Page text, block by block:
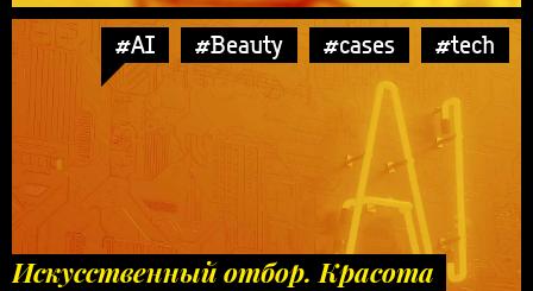
#AI #Beauty #cases #tech
Искусственный отбор. Красота